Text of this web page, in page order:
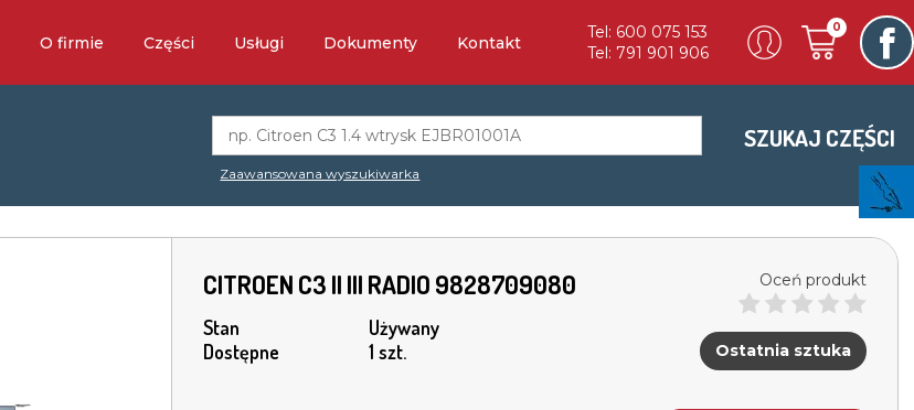
O firmie Części Usługi Dokumenty Kontakt
Tel: 600 075 153
Tel: 791 901 906
0
Zaawansowana wyszukiwarka
SZUKAJ CZĘŚCI
CITROEN C3 II III RADIO 9828709080
Stan
Używany
Dostępne
1 szt.
Oceń produkt
Ostatnia sztuka